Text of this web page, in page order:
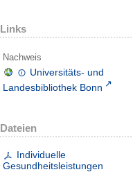
Links
Nachweis
Universitäts- und
Landesbibliothek Bonn
Dateien
Individuelle
Gesundheitsleistungen